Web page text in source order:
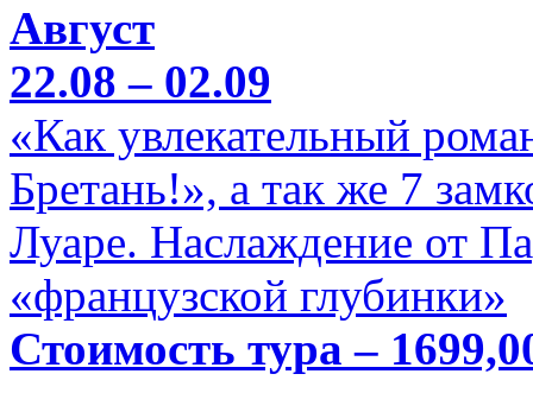
Август
22.08 – 02.09
«Как увлекательный
Бретань!», а так же 7
Луаре. Наслаждение от
«французской глубинки»
Стоимость тура –